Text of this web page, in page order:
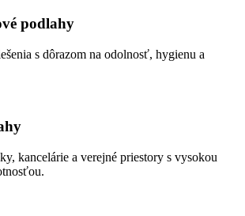
podlahy
s dôrazom na odolnosť, hygienu a
kancelárie a verejné priestory s vysokou